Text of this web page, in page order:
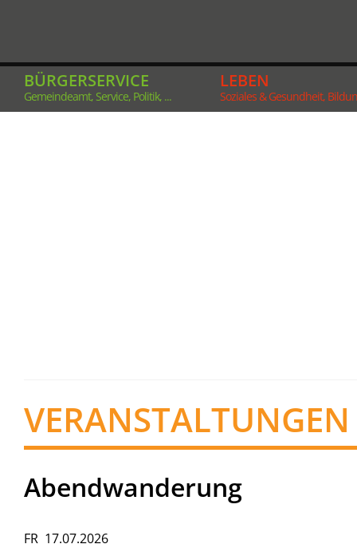
BÜRGERSERVICE
Gemeindeamt, Service, Politik, ...
LEBEN
Soziales & Gesundheit,
VERANSTALTUNGEN
Abendwanderung
FR 17.07.2026